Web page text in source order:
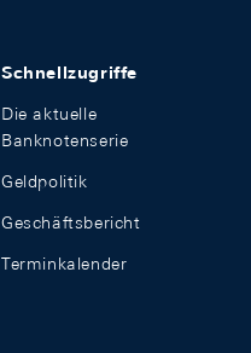
Schnellzugriffe
Die aktuelle
Banknotenserie
Geldpolitik
Geschäftsbericht
Terminkalender